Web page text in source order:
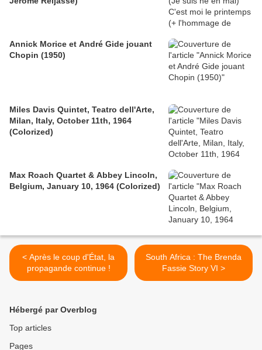
Annick Morice et André Gide jouant
Chopin (1950)
Miles Davis Quintet, Teatro dell'Arte,
Milan, Italy, October 11th, 1964
(Colorized)
Max Roach Quartet & Abbey Lincoln,
Belgium, January 10, 1964 (Colorized)
< Après le coup d'État, la
propagande continue !
South Africa : The Brenda
Fassie Story VI >
Hébergé par Overblog
Top articles
Pages